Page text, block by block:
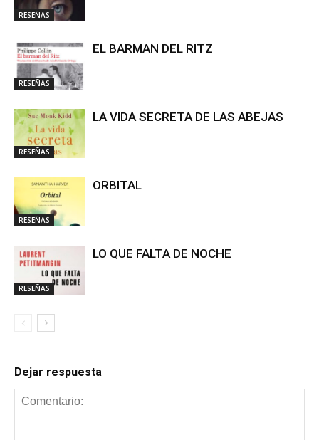
RESEÑAS
RESEÑAS
EL BARMAN DEL RITZ
RESEÑAS
LA VIDA SECRETA DE LAS ABEJAS
RESEÑAS
ORBITAL
RESEÑAS
LO QUE FALTA DE NOCHE
Dejar respuesta